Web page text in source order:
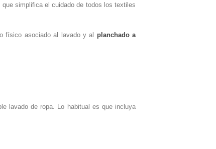
que simplifica el cuidado de todos los textiles
físico asociado al lavado y al planchado a
lavado de ropa. Lo habitual es que incluya